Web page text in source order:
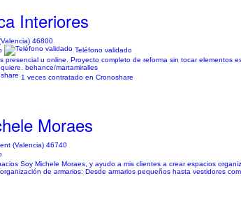
Interiores
46800
Teléfono validado
presencial u online. Proyecto completo de reforma sin tocar elementos
behance/martamiralles
1 veces contratado en Cronoshare
Moraes
(Valencia) 46740
Soy Michele Moraes, y ayudo a mis clientes a crear espacios
de armarios: Desde armarios pequeños hasta vestidores